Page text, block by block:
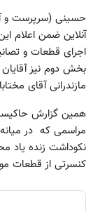
حسینی (سرپرست و
آنلاین ضمن اعلام
اجرای قطعات و
بخش دوم نیز
مازندرانی آقای
همین گزارش
مراسمی که در
نکوداشت زنده یاد
کنسرتی از قطعات